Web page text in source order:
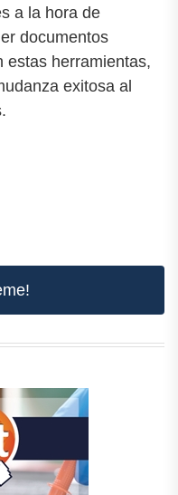
a la hora de
documentos
estas herramientas,
exitosa al